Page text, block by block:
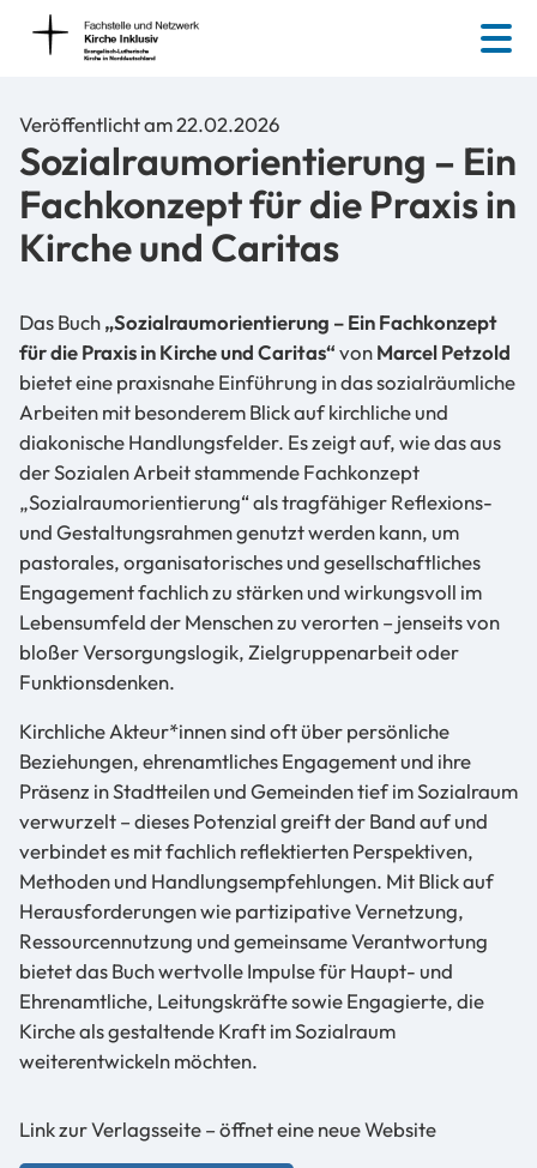
Veröffentlicht am 22.02.2026
Sozialraumorientierung – Ein
Fachkonzept für die Praxis in
Kirche und Caritas
Das Buch„Sozialraumorientierung – Ein Fachkonzept
für die Praxis in Kirche und Caritas“vonMarcel Petzold
bietet eine praxisnahe Einführung in das sozialräumliche
Arbeiten mit besonderem Blick auf kirchliche und
diakonische Handlungsfelder. Es zeigt auf, wie das aus
der Sozialen Arbeit stammende Fachkonzept
„Sozialraumorientierung“ als tragfähiger Reflexions-
und Gestaltungsrahmen genutzt werden kann, um
pastorales, organisatorisches und gesellschaftliches
Engagement fachlich zu stärken und wirkungsvoll im
Lebensumfeld der Menschen zu verorten – jenseits von
bloßer Versorgungslogik, Zielgruppenarbeit oder
Funktionsdenken.
Kirchliche Akteur*innen sind oft über persönliche
Beziehungen, ehrenamtliches Engagement und ihre
Präsenz in Stadtteilen und Gemeinden tief im Sozialraum
verwurzelt – dieses Potenzial greift der Band auf und
verbindet es mit fachlich reflektierten Perspektiven,
Methoden und Handlungsempfehlungen. Mit Blick auf
Herausforderungen wie partizipative Vernetzung,
Ressourcennutzung und gemeinsame Verantwortung
bietet das Buch wertvolle Impulse für Haupt- und
Ehrenamtliche, Leitungskräfte sowie Engagierte, die
Kirche als gestaltende Kraft im Sozialraum
weiterentwickeln möchten.
Link zur Verlagsseite – öffnet eine neue Website